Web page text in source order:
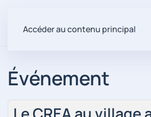
Accéder au contenu principal
Événement